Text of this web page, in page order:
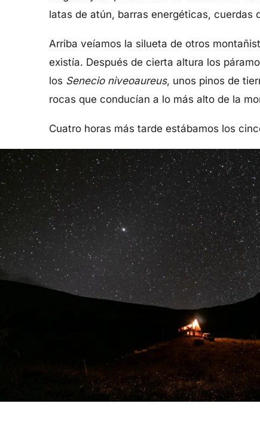
latas de atún, barras energéticas,
Arriba veíamos la silueta de otros
existía. Después de cierta altura los
los Senecio niveoaureus, unos pinos de
rocas que conducían a lo más alto de la
Cuatro horas más tarde estábamos los